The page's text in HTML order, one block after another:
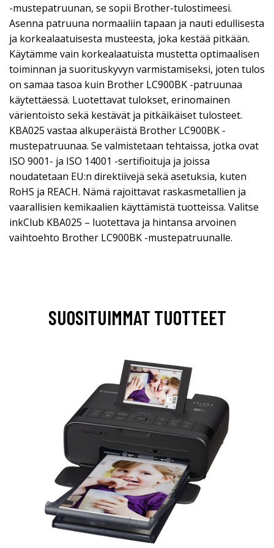
-mustepatruunan, se sopii Brother-tulostimeesi.
Asenna patruuna normaaliin tapaan ja nauti edullisesta
ja korkealaatuisesta musteesta, joka kestää pitkään.
Käytämme vain korkealaatuista mustetta optimaalisen
toiminnan ja suorituskyvyn varmistamiseksi, joten tulos
on samaa tasoa kuin Brother LC900BK -patruunaa
käytettäessä. Luotettavat tulokset, erinomainen
värientoisto sekä kestävät ja pitkäikäiset tulosteet.
KBA025 vastaa alkuperäistä Brother LC900BK -
mustepatruunaa. Se valmistetaan tehtaissa, jotka ovat
ISO 9001- ja ISO 14001 -sertifioituja ja joissa
noudatetaan EU:n direktiivejä sekä asetuksia, kuten
RoHS ja REACH. Nämä rajoittavat raskasmetallien ja
vaarallisien kemikaalien käyttämistä tuotteissa. Valitse
inkClub KBA025 – luotettava ja hintansa arvoinen
vaihtoehto Brother LC900BK -mustepatruunalle.
SUOSITUIMMAT TUOTTEET